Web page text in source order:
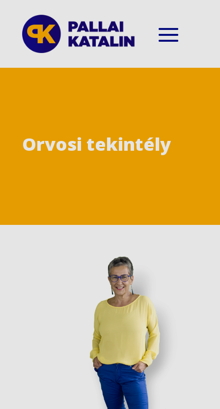
Orvosi tekintély